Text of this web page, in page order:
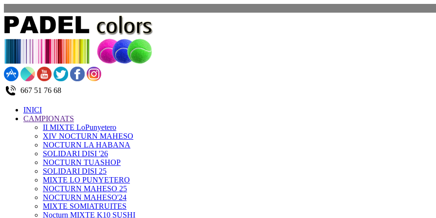
667 51 76 68
INICI
CAMPIONATS
II MIXTE LoPunyetero
XIV NOCTURN MAHESO
NOCTURN LA HABANA
SOLIDARI DISI '26
NOCTURN TUASHOP
SOLIDARI DISI 25
MIXTE LO PUNYETERO
NOCTURN MAHESO 25
NOCTURN MAHESO'24
MIXTE SOMIATRUITES
Nocturn MIXTE K10 SUSHI